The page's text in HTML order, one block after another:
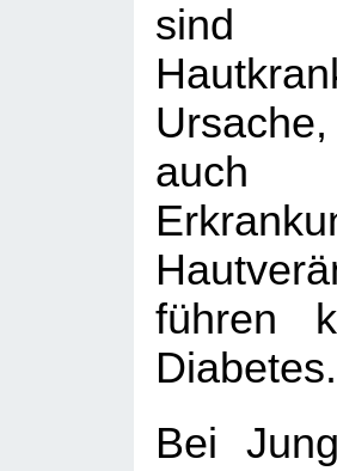
führen
Diabetes.
Bei